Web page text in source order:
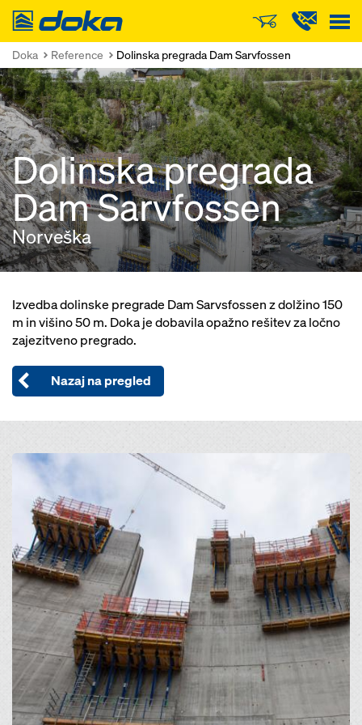
Doka
Doka Reference Dolinska pregrada Dam Sarvfossen
Dolinska pregrada
Dam Sarvfossen
Norveška
Izvedba dolinske pregrade Dam Sarvsfossen z dolžino 150
m in višino 50 m. Doka je dobavila opažno rešitev za ločno
zajezitveno pregrado.
Nazaj na pregled
Open